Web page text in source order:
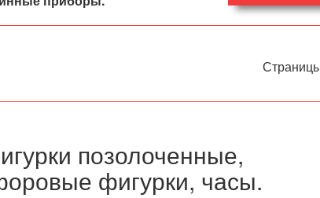
позолоченные,
фигурки, часы.